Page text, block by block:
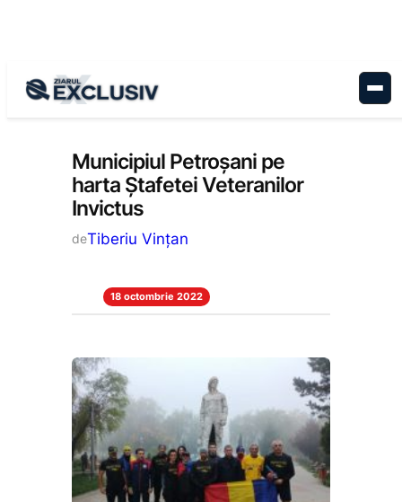
Stiri la zi
Municipiul Petroșani pe
harta Ștafetei Veteranilor
Invictus
deTiberiu Vințan
18 octombrie 2022